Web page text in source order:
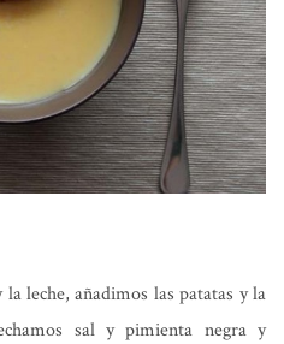
leche, añadimos las patatas y la
sal y pimienta negra y